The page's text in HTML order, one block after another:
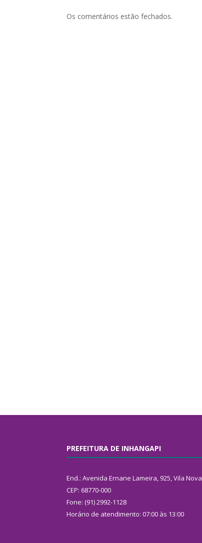
Os comentários estão fechados.
PREFEITURA DE INHANGAPI
End.: Avenida Ernane Lameira, 925, Vila Nova
CEP: 68770-000
Fone: (91) 2992-1128
Horário de atendimento: 07:00 às 13:00